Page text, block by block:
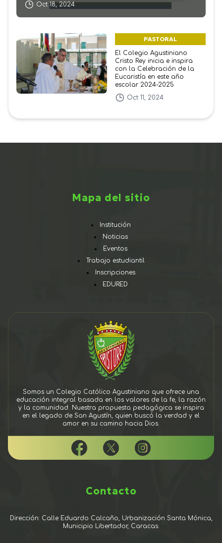
Oct 18, 2024
PASTORAL
El Colegio Agustiniano
Cristo Rey inicia e inspira
con la Celebración de la
Eucaristía en este año
escolar 2024-2025
Oct 11, 2024
Mapa del sitio
Institución
Noticias
Eventos
Trabajo estudiantil
Inscripciones
EDURED
Somos un Colegio Católico Agustiniano que ofrece una
educación integral basada en los valores de la fe, la razón
y la comunidad. Nuestra propuesta pedagógica se inspira
en el legado de San Agustín, quien buscó la verdad y el
amor en su camino hacia Dios.
Contacto
Dirección: Calle Eduardo Calcaño, Urbanización Santa Mónica,
Municipio Libertador, Caracas.